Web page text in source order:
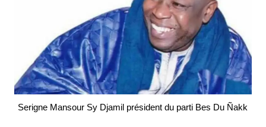
Serigne Mansour Sy Djamil président du parti Bes Du Ñakk